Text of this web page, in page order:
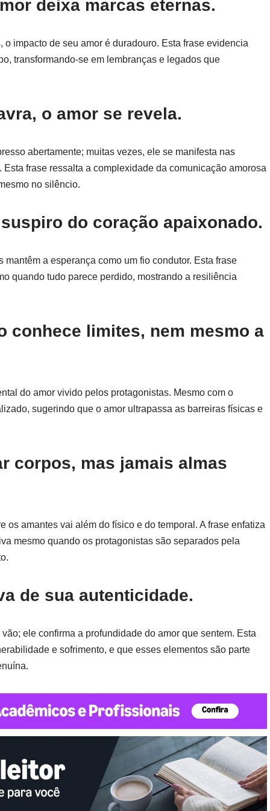
deixa marcas eternas.
impacto de seu amor é duradouro. Esta frase evidencia
transformando-se em lembranças e legados que
o amor se revela.
abertamente; muitas vezes, ele se manifesta nas
frase ressalta a complexidade da comunicação amorosa
no silêncio.
do coração apaixonado.
a esperança como um fio condutor. Esta frase
quando tudo parece perdido, mostrando a resiliência
conhece limites, nem mesmo a
do amor vivido pelos protagonistas. Mesmo com o
sugerindo que o amor ultrapassa as barreiras físicas e
corpos, mas jamais almas
os amantes vai além do físico e do temporal. A frase enfatiza
mesmo quando os protagonistas são separados pela
de sua autenticidade.
ele confirma a profundidade do amor que sentem. Esta
e sofrimento, e que esses elementos são parte